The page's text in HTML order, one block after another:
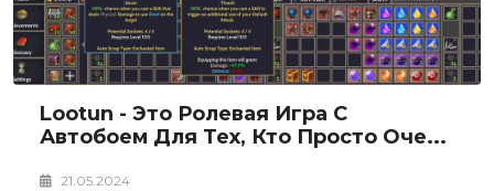
Lootun - Это Ролевая Игра С
Автобоем Для Тех, Кто Просто Оче...
21.05.2024